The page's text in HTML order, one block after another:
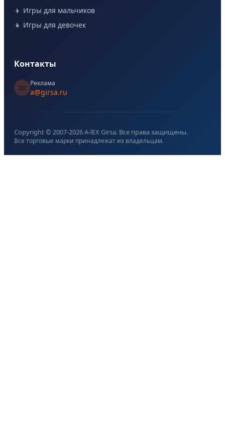
👦 Игры для мальчиков
👧 Игры для девочек
Контакты
📧
Реклама
a@girsa.ru
Copyright © 2007-2026A-lEX Girsa. Все права защищены.
Все торговые марки принадлежат их владельцам.